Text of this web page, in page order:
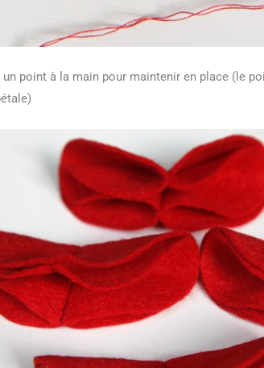
point à la main pour maintenir en place (le